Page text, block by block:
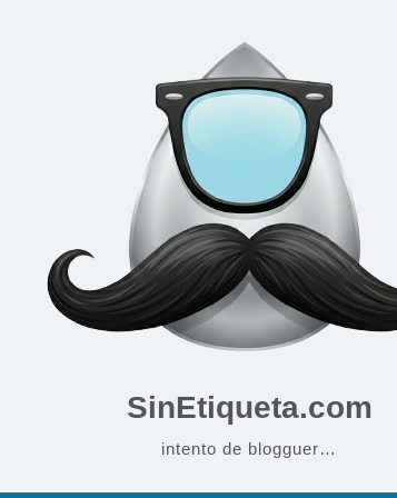
SinEtiqueta.com
intento de blogguer…